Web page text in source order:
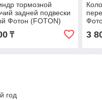
тормозной
задней подвески
Фотон (FOTON)
FB
₸ 3
год